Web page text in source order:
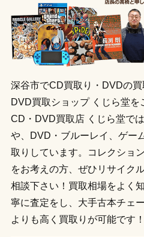
深谷市でCD買取り・DVDの買
DVD買取ショップ くじら堂を
CD・DVD買取店 くじら堂で
や、DVD・ブルーレイ、ゲー
取りしています。コレクショ
をお考えの方、ぜひリサイク
相談下さい！買取相場をよく
寧に査定をし、大手古本チェ
よりも高く買取りが可能です！